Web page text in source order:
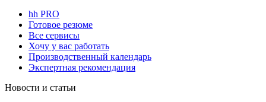
hh PRO
Готовое резюме
Все сервисы
Хочу у вас работать
Производственный календарь
Экспертная рекомендация
Новости и статьи